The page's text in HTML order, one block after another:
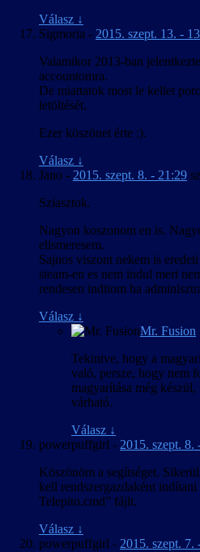
Válasz ↓
Sigmoria - 2015. szept. 13. -
Valamikor 2013-ban
accountomra.
De miattatok most le kellet
letöltését.
Ezer köszönet érte :).
Válasz ↓
Jano - 2015. szept. 8. - 21:29
Sziasztok.
Nagyon koszonom en is.
elismeresem.
Sajnos viszont nekem is
steam-en es nem indul mert
rendesen inditom ha
Válasz ↓
Mr. Fusion
Tekintve, hogy a
való, persze, hogy nem
magyarítása még
várható.
Válasz ↓
powerpuffgirl - 2015. szept. 8.
Köszönöm a segítséget.
kell rendszergazdaként
Telepito.cmd” fájlt.
Válasz ↓
powerpuffgirl - 2015. szept. 7.